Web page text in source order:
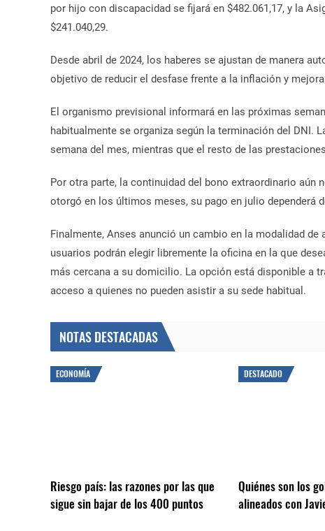
por hijo con discapacidad se fijará en $482.061,17, y la
$241.040,29.
Desde abril de 2024, los haberes se ajustan de manera
objetivo de reducir el desfase frente a la inflación y
El organismo previsional informará en las próximas
habitualmente se organiza según la terminación del DNI.
semana del mes, mientras que el resto de las
Por otra parte, la continuidad del bono extraordinario
otorgó en los últimos meses, su pago en julio dependerá
Finalmente, Anses anunció un cambio en la modalidad
usuarios podrán elegir libremente la oficina en la que
más cercana a su domicilio. La opción está disponible a
acceso a quienes no pueden asistir a su sede habitual.
NOTAS DESTACADAS
ECONOMÍA
Riesgo país: las razones por las que
sigue sin bajar de los 400 puntos
DESTACADO
Quiénes son los
alineados con